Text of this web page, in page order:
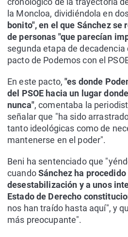
la Moncloa, dividiéndola en
bonito", en el que Sánchez se
de personas "que parecían
segunda etapa de decadencia
pacto de Podemos con el
En este pacto,"es donde
del PSOE hacia un lugar
nunca", comentaba la
señalar que "ha sido
tanto ideológicas como de
mantenerse en el poder".
Beni ha sentenciado que
cuandoSánchez ha procedido
desestabilización y a unos
Estado de Derecho
nos han traído hasta aquí", y
más preocupante".